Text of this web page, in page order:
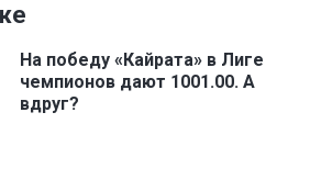
На победу «Кайрата» в Лиге
чемпионов дают 1001.00. А
вдруг?